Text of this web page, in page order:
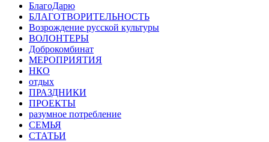
БлагоДарю
БЛАГОТВОРИТЕЛЬНОСТЬ
Возрождение русской культуры
ВОЛОНТЕРЫ
Доброкомбинат
МЕРОПРИЯТИЯ
НКО
отдых
ПРАЗДНИКИ
ПРОЕКТЫ
разумное потребление
СЕМЬЯ
СТАТЬИ